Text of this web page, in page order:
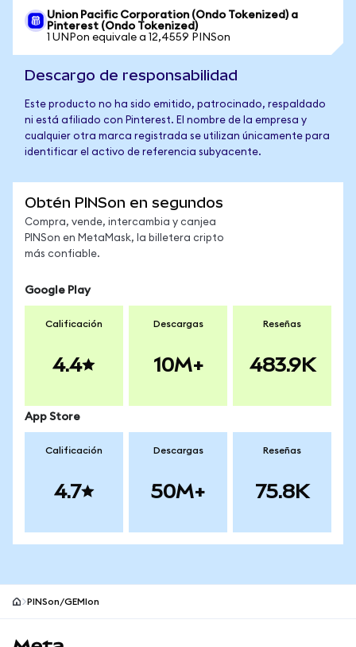
Union Pacific Corporation (Ondo Tokenized) a
Pinterest (Ondo Tokenized)
1 UNPon equivale a 12,4559 PINSon
Descargo de responsabilidad
Este producto no ha sido emitido, patrocinado, respaldado
ni está afiliado con Pinterest. El nombre de la empresa y
cualquier otra marca registrada se utilizan únicamente para
identificar el activo de referencia subyacente.
Obtén PINSon en segundos
Compra, vende, intercambia y canjea
PINSon en MetaMask, la billetera cripto
más confiable.
Google Play
Calificación
4.4
Descargas
10M+
Reseñas
483.9K
App Store
Calificación
4.7
Descargas
50M+
Reseñas
75.8K
PINSon/GEMIon